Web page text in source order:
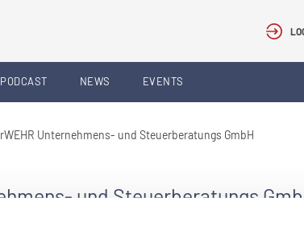
PODCAST NEWS EVENTS
Unternehmens- und Steuerberatungs GmbH
und Steuerberatungs